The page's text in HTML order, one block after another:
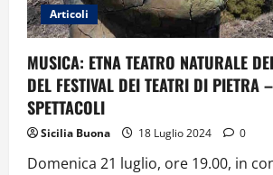
Articoli
MUSICA: ETNA TEATRO NATURALE
DEL FESTIVAL DEI TEATRI DI PIETRA
SPETTACOLI
Sicilia Buona 18 Luglio 2024 0
Domenica 21 luglio, ore 19.00, in